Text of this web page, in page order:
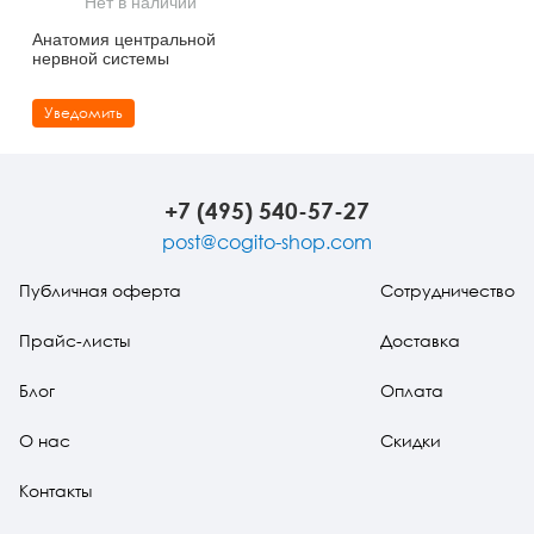
Сказкотерапия
Другие направления психотерапии
Психофизиология
Социальная психология
Учебная литература
Классический и юнгианский психоанализ
Анатомия центральной
нервной системы
Уведомить
+7 (495) 540-57-27
post@cogito-shop.com
Публичная оферта
Прайс-листы
Блог
О нас
Контакты
Сотрудничество
Доставка
Оплата
Скидки